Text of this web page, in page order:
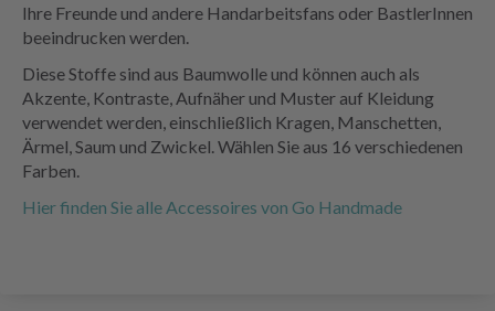
Ihre Freunde und andere Handarbeitsfans oder BastlerInnen
beeindrucken werden.
Diese Stoffe sind aus Baumwolle und können auch als
Akzente, Kontraste, Aufnäher und Muster auf Kleidung
verwendet werden, einschließlich Kragen, Manschetten,
Ärmel, Saum und Zwickel. Wählen Sie aus 16 verschiedenen
Farben.
Hier finden Sie alle Accessoires von Go Handmade